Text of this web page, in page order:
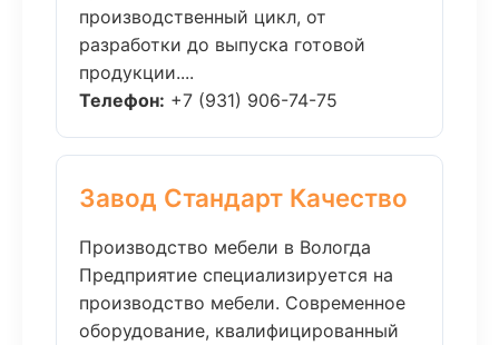
производственный цикл, от
разработки до выпуска готовой
продукции....
Телефон: +7 (931) 906-74-75
Завод Стандарт Качество
Производство мебели в Вологда
Предприятие специализируется на
производство мебели. Современное
оборудование, квалифицированный